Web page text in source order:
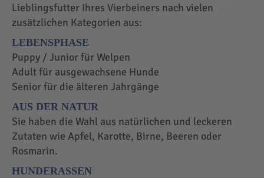
Lieblingsfutter Ihres Vierbeiners nach vielen
zusätzlichen Kategorien aus:
LEBENSPHASE
Puppy / Junior für Welpen
Adult für ausgewachsene Hunde
Senior für die älteren Jahrgänge
AUS DER NATUR
Sie haben die Wahl aus natürlichen und leckeren
Zutaten wie Apfel, Karotte, Birne, Beeren oder
Rosmarin.
HUNDERASSEN